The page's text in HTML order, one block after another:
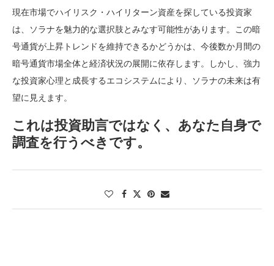
現在市場でハイリスク・ハイリターン資産を探している投資家
は、ソラナを魅力的な選択肢とみなす可能性があります。この暗
号通貨が上昇トレンドを維持できるかどうかは、今後数か月間の
暗号通貨市場全体と経済状況の展開に依存します。しかし、強力
な投資家心理と成長するエコシステムにより、ソラナの未来は有
望に見えます。
これは投資助言ではなく、あなた自身で
調査を行うべきです。